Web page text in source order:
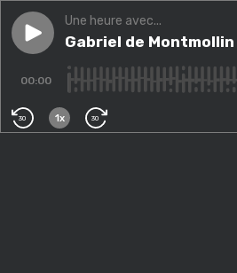
Play episodeGabriel de Montmollin
Une heure avec...
Gabriel de Montmollin
00:00
30 1x 30